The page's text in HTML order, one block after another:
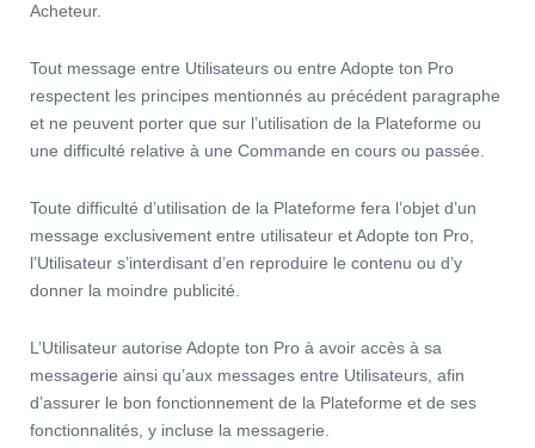
Acheteur.
Tout message entre Utilisateurs ou entre Adopte ton Pro
respectent les principes mentionnés au précédent paragraphe
et ne peuvent porter que sur l’utilisation de la Plateforme ou
une difficulté relative à une Commande en cours ou passée.
Toute difficulté d’utilisation de la Plateforme fera l’objet d’un
message exclusivement entre utilisateur et Adopte ton Pro,
l’Utilisateur s’interdisant d’en reproduire le contenu ou d’y
donner la moindre publicité.
L’Utilisateur autorise Adopte ton Pro à avoir accès à sa
messagerie ainsi qu’aux messages entre Utilisateurs, afin
d’assurer le bon fonctionnement de la Plateforme et de ses
fonctionnalités, y incluse la messagerie.